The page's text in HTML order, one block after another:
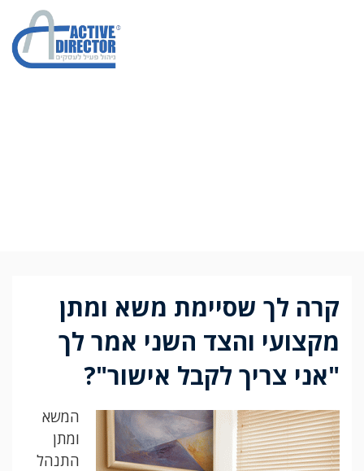
קרה לך שסיימת משא ומתן
מקצועי והצד השני אמר לך
"אני צריך לקבל אישור"?
המשא
ומתן
התנהל